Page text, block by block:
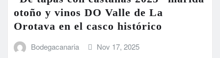
otoño y vinos DO Valle de La
Orotava en el casco histórico
Bodegacanaria Nov 17, 2025